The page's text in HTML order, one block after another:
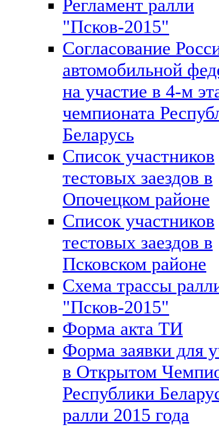
Регламент ралли
"Псков-2015"
Согласование
автомобильной
на участие в 4-м
чемпионата
Беларусь
Список участников
тестовых заездов в
Опочецком районе
Список участников
тестовых заездов в
Псковском районе
Схема трассы
"Псков-2015"
Форма акта ТИ
Форма заявки для
в Открытом
Республики
ралли 2015 года